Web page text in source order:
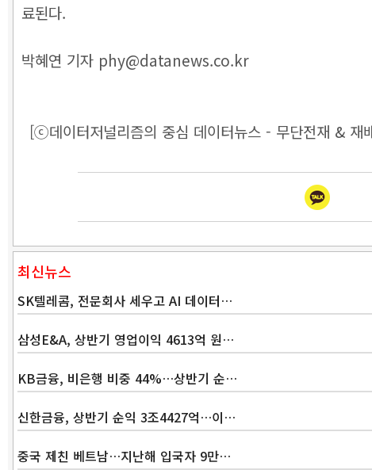
료된다.
박혜연 기자 phy@datanews.co.kr
[ⓒ데이터저널리즘의 중심 데이터뉴스 - 무단전재 & 재
최신뉴스
SK텔레콤, 전문회사 세우고 AI 데이터…
삼성E&A, 상반기 영업이익 4613억 원…
KB금융, 비은행 비중 44%…상반기 순…
신한금융, 상반기 순익 3조4427억…이…
중국 제친 베트남…지난해 입국자 9만…